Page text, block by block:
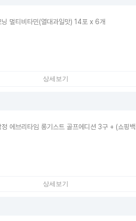
멀티비타민(열대과일맛) 14포 x 6개
상세보기
에브리타임 롱기스트 골프에디션 3구 + (쇼핑
상세보기